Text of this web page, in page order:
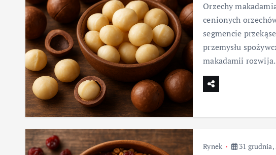
Orzechy
cenionych
segmencie
przemysłu
makadamii
Rynek 31 grudnia,